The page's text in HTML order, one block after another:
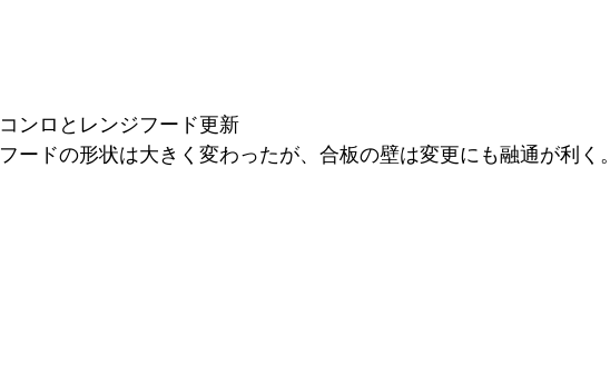
コンロとレンジフード更新
フードの形状は大きく変わったが、合板の壁は変更にも融通が利く。